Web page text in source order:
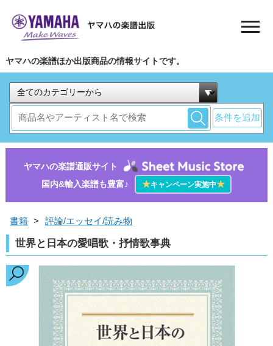
ヤマハの楽譜ほか出版商品の情報サイトです。
条件を追加
ヤマハの楽譜通販サイト
国内&輸入楽譜も豊富♪
★キャンペーン実施中★
書籍 > 評論/エッセイ/読み物
世界と日本の愛唱歌・抒情歌事典